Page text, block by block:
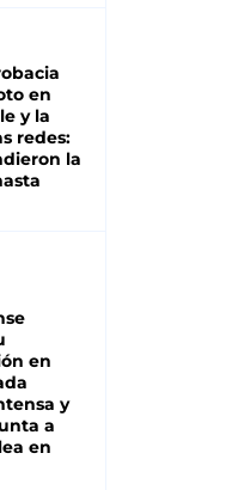
en
y la
redes:
la
en
y
a
en